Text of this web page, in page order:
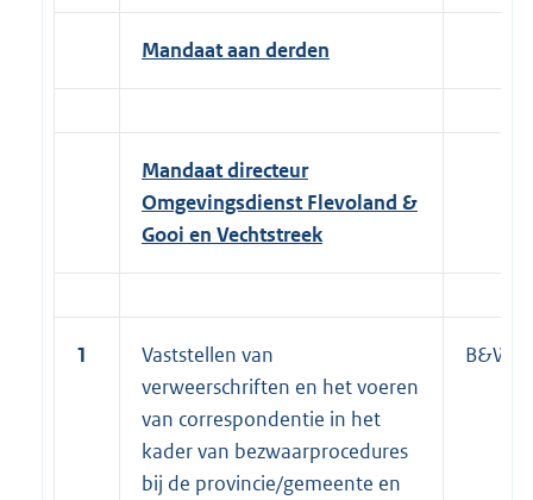
Mandaat aan derden
Mandaat directeur
Omgevingsdienst Flevoland &
Gooi en Vechtstreek
1
Vaststellen van
verweerschriften en het voeren
van correspondentie in het
kader van bezwaarprocedures
bij de provincie/gemeente en
B&W